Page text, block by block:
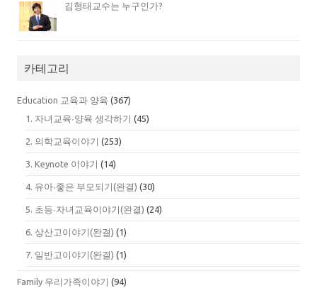
김형태교수는 누구인가?
카테고리
Education 교육과 양육 (367)
1. 자녀교육∙양육 생각하기 (45)
2. 의학교육이야기 (253)
3. Keynote 이야기 (14)
4. 유아∙좋은 부모되기(완결) (30)
5. 초등∙자녀교육이야기(완결) (24)
6. 상산고이야기(완결) (1)
7. 일반고이야기(완결) (1)
Family 우리가족이야기 (94)